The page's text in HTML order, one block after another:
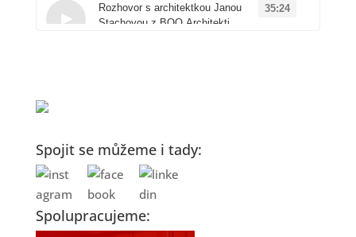
Rozhovor s architektkou Janou
Stachovou z BOQ Architekti
35:24
Proč ji zřejmě používáte
špatně a jak to změnit
Loading...
Rychloobrátkový design
versus kvalitní projekty: Jakou
Spojit se můžeme i tady:
Spolupracujeme: